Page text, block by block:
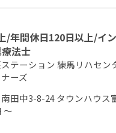
/年間休日120日以上/イ
法士
テーション 練馬リハセン
ーズ
田中3-8-24 タウンハウス
～